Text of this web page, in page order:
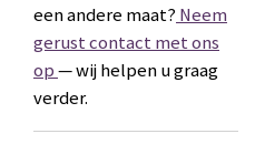
een andere maat? Neem
gerust contact met ons
op— wij helpen u graag
verder.